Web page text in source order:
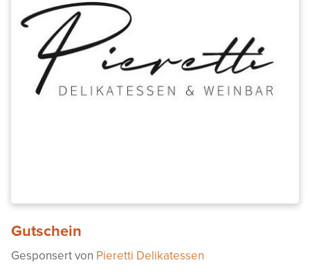
Gutschein
Gesponsert von Pieretti Delikatessen